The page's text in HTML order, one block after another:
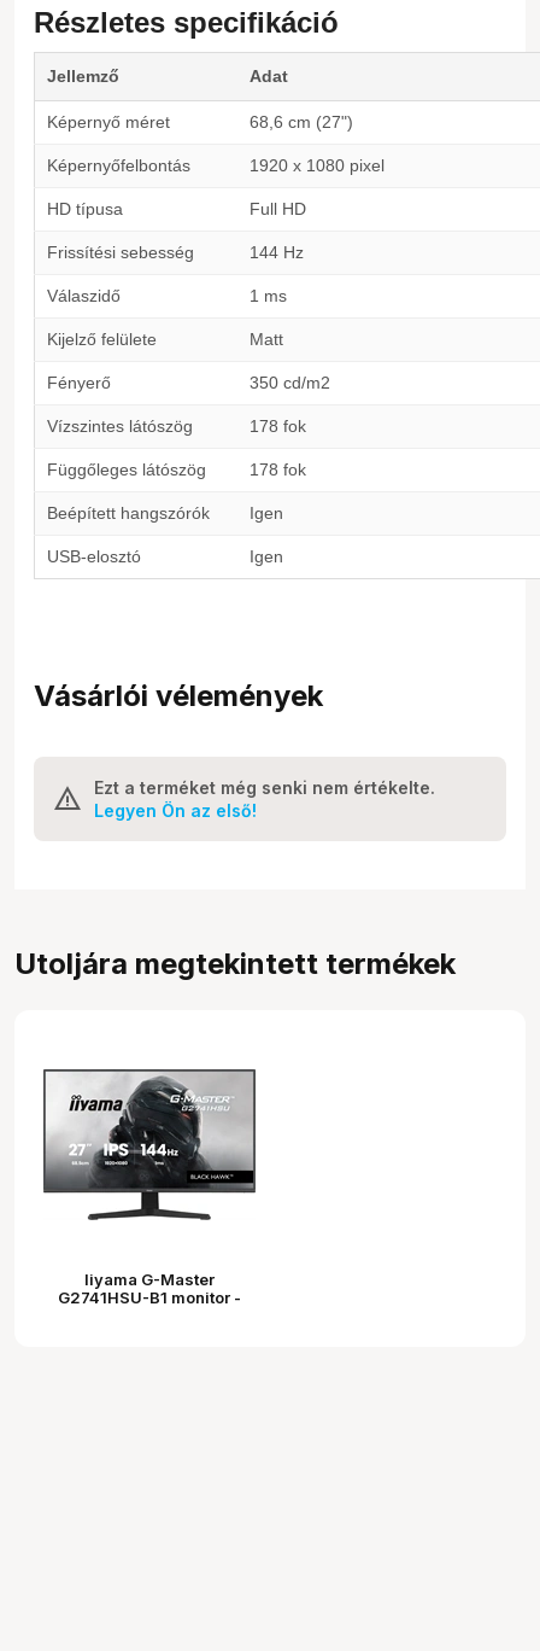
Részletes specifikáció
Jellemző Adat
Képernyő méret 68,6 cm (27")
Képernyőfelbontás 1920 x 1080 pixel
HD típusa Full HD
Frissítési sebesség 144 Hz
Válaszidő 1 ms
Kijelző felülete Matt
Fényerő 350 cd/m2
Vízszintes látószög 178 fok
Függőleges látószög 178 fok
Beépített hangszórók Igen
USB-elosztó Igen
Vásárlói vélemények
Ezt a terméket még senki nem értékelte.
Legyen Ön az első!
Utoljára megtekintett termékek
Iiyama G-Master
G2741HSU-B1 monitor -